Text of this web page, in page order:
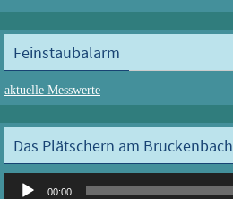
Feinstaubalarm
aktuelle Messwerte
Das Plätschern am Bruckenbach
Audio-
00:00